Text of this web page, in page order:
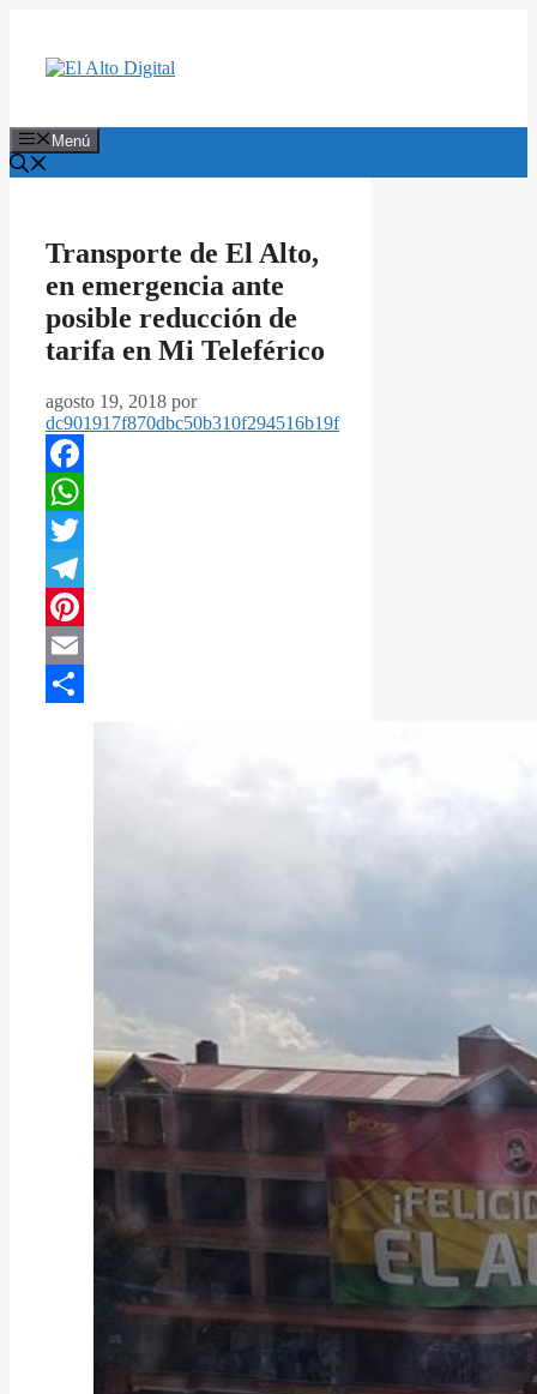
contenido
Menú
Transporte de El Alto,
en emergencia ante
posible reducción de
tarifa en Mi Teleférico
agosto 19, 2018 por
dc901917f870dbc50b310f294516b19f
Facebook
WhatsApp
Twitter
Telegram
Pinterest
Email